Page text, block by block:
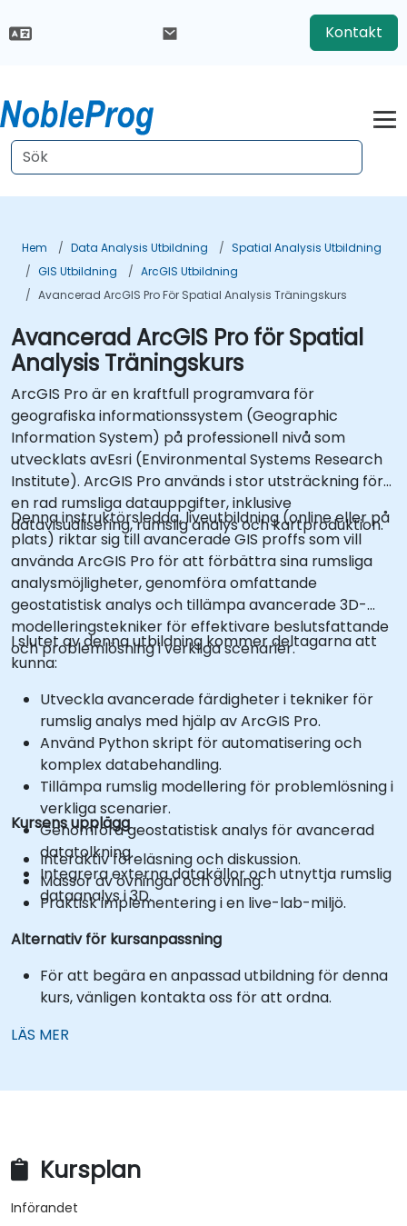
Kontakt
Hem Data Analysis Utbildning
Spatial Analysis Utbildning
GIS Utbildning
ArcGIS Utbildning
Avancerad ArcGIS Pro För Spatial Analysis Träningskurs
Avancerad ArcGIS Pro för Spatial
Analysis Träningskurs
ArcGIS Pro är en kraftfull programvara för
geografiska informationssystem (Geographic
Information System) på professionell nivå som
utvecklats avEsri (Environmental Systems Research
Institute). ArcGIS Pro används i stor utsträckning för
en rad rumsliga datauppgifter, inklusive
datavisualisering, rumslig analys och kartproduktion.
Denna instruktörsledda, liveutbildning (online eller på
plats) riktar sig till avancerade GIS proffs som vill
använda ArcGIS Pro för att förbättra sina rumsliga
analysmöjligheter, genomföra omfattande
geostatistisk analys och tillämpa avancerade 3D-
modelleringstekniker för effektivare beslutsfattande
och problemlösning i verkliga scenarier.
I slutet av denna utbildning kommer deltagarna att
kunna:
Utveckla avancerade färdigheter i tekniker för
rumslig analys med hjälp av ArcGIS Pro.
Använd Python skript för automatisering och
komplex databehandling.
Tillämpa rumslig modellering för problemlösning i
verkliga scenarier.
Genomföra geostatistisk analys för avancerad
datatolkning.
Integrera externa datakällor och utnyttja rumslig
dataanalys i 3D.
Kursens upplägg
Interaktiv föreläsning och diskussion.
Massor av övningar och övning.
Praktisk implementering i en live-lab-miljö.
Alternativ för kursanpassning
För att begära en anpassad utbildning för denna
kurs, vänligen kontakta oss för att ordna.
LÄS MER
Kursplan
Införandet